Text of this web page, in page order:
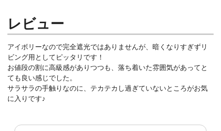
レビュー
アイボリーなので完全遮光ではありませんが、暗くなりすぎずリ
ビング用としてピッタリです！
お値段の割に高級感がありつつも、落ち着いた雰囲気があってと
ても良い感じでした。
サラサラの手触りなのに、テカテカし過ぎていないところがお気
に入りです♪